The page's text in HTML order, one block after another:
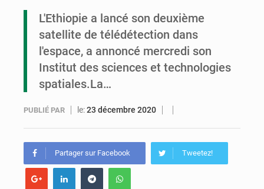
L'Ethiopie a lancé son deuxième
satellite de télédétection dans
l'espace, a annoncé mercredi son
Institut des sciences et technologies
spatiales.La…
PUBLIÉ PAR le:23 décembre 2020
Partager sur Facebook Tweetez!